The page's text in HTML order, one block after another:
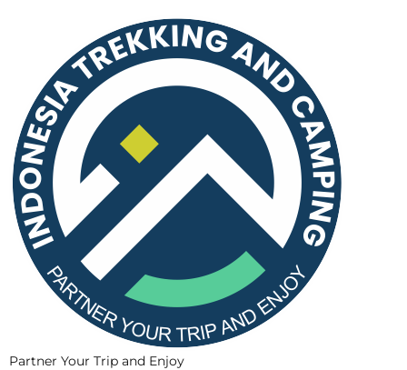
Partner Your Trip and Enjoy